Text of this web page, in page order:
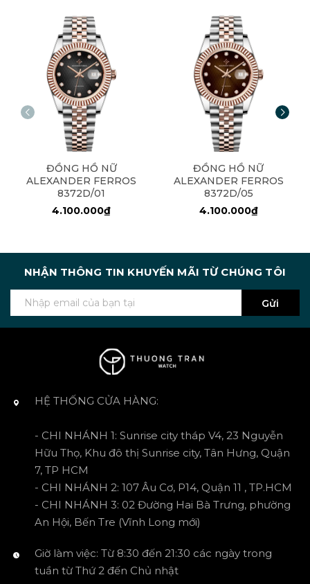
ĐỒNG HỒ NỮ
ALEXANDER FERROS
8372D/01
4.100.000₫
ĐỒNG HỒ NỮ
ALEXANDER FERROS
8372D/05
4.100.000₫
NHẬN THÔNG TIN KHUYẾN MÃI TỪ CHÚNG TÔI
Gửi
HỆ THỐNG CỬA HÀNG:
- CHI NHÁNH 1: Sunrise city tháp V4, 23 Nguyễn
Hữu Thọ, Khu đô thị Sunrise city, Tân Hưng, Quận
7, TP HCM
- CHI NHÁNH 2: 107 Âu Cơ, P14, Quận 11 , TP.HCM
- CHI NHÁNH 3: 02 Đường Hai Bà Trưng, phường
An Hội, Bến Tre (Vĩnh Long mới)
Giờ làm việc: Từ 8:30 đến 21:30 các ngày trong
tuần từ Thứ 2 đến Chủ nhật